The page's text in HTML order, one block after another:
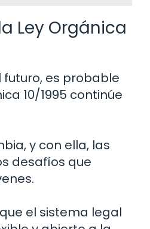
Ley Orgánica
es probable
10/1995 continúe
y con ella, las
desafíos que
el sistema legal